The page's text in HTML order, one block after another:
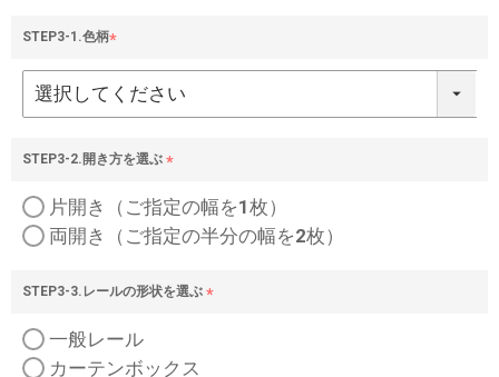
STEP3-1.色柄
必
須
STEP3-2.開き方を選ぶ
必
須
)
片開き（ご指定の幅を1枚）
両開き（ご指定の半分の幅を2枚）
STEP3-3.レールの形状を選ぶ
一般レール
カーテンボックス